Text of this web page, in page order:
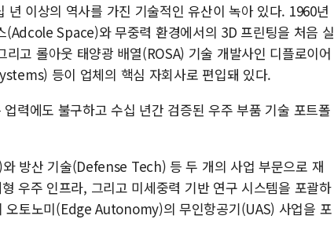
이상의 역사를 가진 기술적인 유산이 녹아 있다. 1960년
(Adcole Space)와 무중력 환경에서의 3D 프린팅을 처음 실
고 롤아웃 태양광 배열(ROSA) 기술 개발사인 디플로이어
등이 업체의 핵심 자회사로 편입돼 있다.
력에도 불구하고 수십 년간 검증된 우주 부품 기술 포트폴
방산 기술(Defense Tech) 등 두 개의 사업 부문으로 재
우주 인프라, 그리고 미세중력 기반 연구 시스템을 포괄하
오토노미(Edge Autonomy)의 무인항공기(UAS) 사업을 포